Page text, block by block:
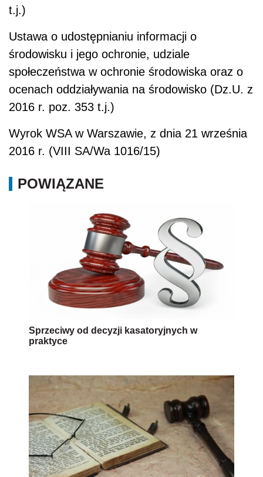
t.j.)
Ustawa o udostępnianiu informacji o
środowisku i jego ochronie, udziale
społeczeństwa w ochronie środowiska oraz o
ocenach oddziaływania na środowisko (Dz.U. z
2016 r. poz. 353 t.j.)
Wyrok WSA w Warszawie, z dnia 21 września
2016 r. (VIII SA/Wa 1016/15)
POWIĄZANE
Sprzeciwy od decyzji kasatoryjnych w
praktyce